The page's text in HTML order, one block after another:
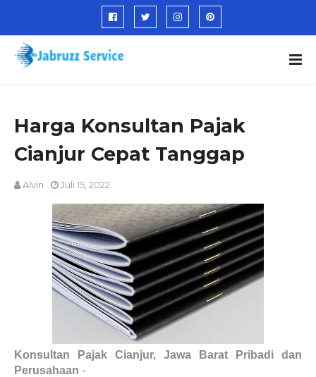
Harga Konsultan Pajak
Cianjur Cepat Tanggap
Alvin Juli 15, 2022
Konsultan Pajak Cianjur, Jawa Barat Pribadi dan
Perusahaan -